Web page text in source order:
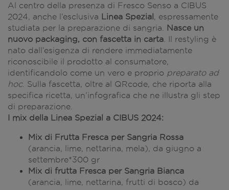
Al centro della presenza di Fresco Senso a CIBUS
2024, anche l’esclusiva Linea Spezial
, espressamente
studiata per la preparazione di sangria.
Nasce un
nuovo packaging, con fascetta in carta . Il restyling è
nato dall’esigenza di rendere immediatamente
riconoscibile il prodotto al consumatore,
identificandolo come un vero e proprio preparato ad
hoc. Sulla fascetta, oltre al QRcode, che riporta alla
specifica ricetta, un’infografica che ne illustra gli step
di preparazione.
I mix della Linea Spezial a CIBUS 2024:
Mix di Frutta Fresca per Sangria Rossa
(arancia, lime, nettarina, mela), da giugno a
settembre*300 gr
Mix di frutta Fresca per Sangria Bianca
(arancia, lime, nettarina, frutti di bosco) da